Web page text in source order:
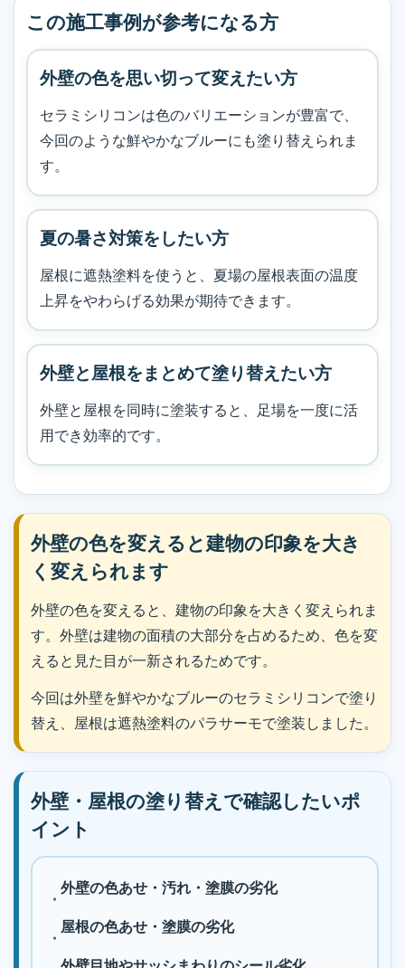
この施工事例が参考になる方
外壁の色を思い切って変えたい方
セラミシリコンは色のバリエーションが豊富で、
今回のような鮮やかなブルーにも塗り替えられま
す。
夏の暑さ対策をしたい方
屋根に遮熱塗料を使うと、夏場の屋根表面の温度
上昇をやわらげる効果が期待できます。
外壁と屋根をまとめて塗り替えたい方
外壁と屋根を同時に塗装すると、足場を一度に活
用でき効率的です。
外壁の色を変えると建物の印象を大き
く変えられます
外壁の色を変えると、建物の印象を大きく変えられま
す。外壁は建物の面積の大部分を占めるため、色を変
えると見た目が一新されるためです。
今回は外壁を鮮やかなブルーのセラミシリコンで塗り
替え、屋根は遮熱塗料のパラサーモで塗装しました。
外壁・屋根の塗り替えで確認したいポ
イント
外壁の色あせ・汚れ・塗膜の劣化
屋根の色あせ・塗膜の劣化